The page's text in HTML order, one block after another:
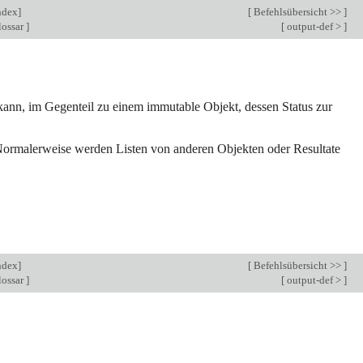
] [ Befehlsübersicht >> ]
] [ output-def > ]
im Gegenteil zu einem immutable Objekt, dessen Status zur
werden Listen von anderen Objekten oder Resultate
] [ Befehlsübersicht >> ]
] [ output-def > ]